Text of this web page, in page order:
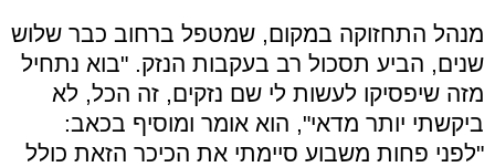
מנהל התחזוקה במקום, שמטפל ברחוב כבר שלוש
שנים, הביע תסכול רב בעקבות הנזק. "בוא נתחיל
מזה שיפסיקו לעשות לי שם נזקים, זה הכל, לא
ביקשתי יותר מדאי", הוא אומר ומוסיף בכאב:
"לפני פחות משבוע סיימתי את הכיכר הזאת כולל